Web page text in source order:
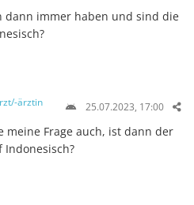
dann immer haben und sind die
ärztin 25.07.2023, 17:00
meine Frage auch, ist dann der
Indonesisch?